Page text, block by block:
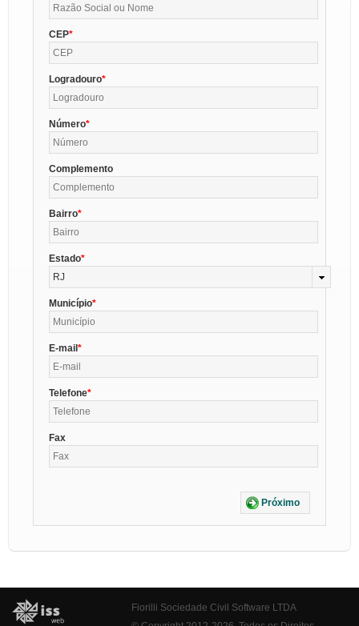
CEP
Logradouro
Número
Complemento
Bairro
Estado
RJ
Município
E-mail
Telefone
Fax
Próximo
Fiorilli Sociedade Civil Software LTDA